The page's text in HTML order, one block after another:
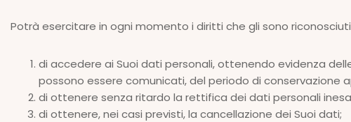
Potrà esercitare in ogni momento i diritti che gli sono
di accedere ai Suoi dati personali, ottenendo evidenza
possono essere comunicati, del periodo di conservazione
di ottenere senza ritardo la rettifica dei dati personali
di ottenere, nei casi previsti, la cancellazione dei Suoi dati;